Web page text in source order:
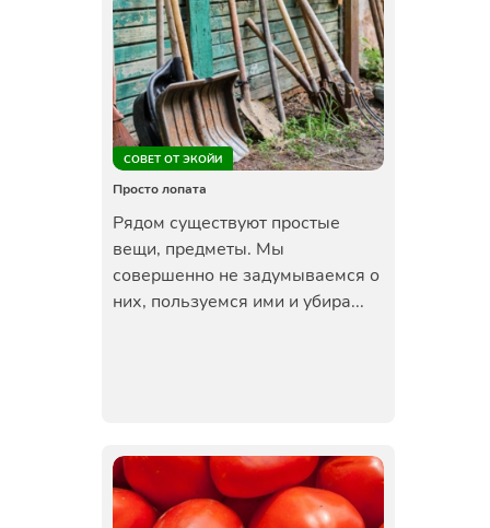
СОВЕТ ОТ ЭКОЙИ
Просто лопата
Рядом существуют простые
вещи, предметы. Мы
совершенно не задумываемся о
них, пользуемся ими и убира...